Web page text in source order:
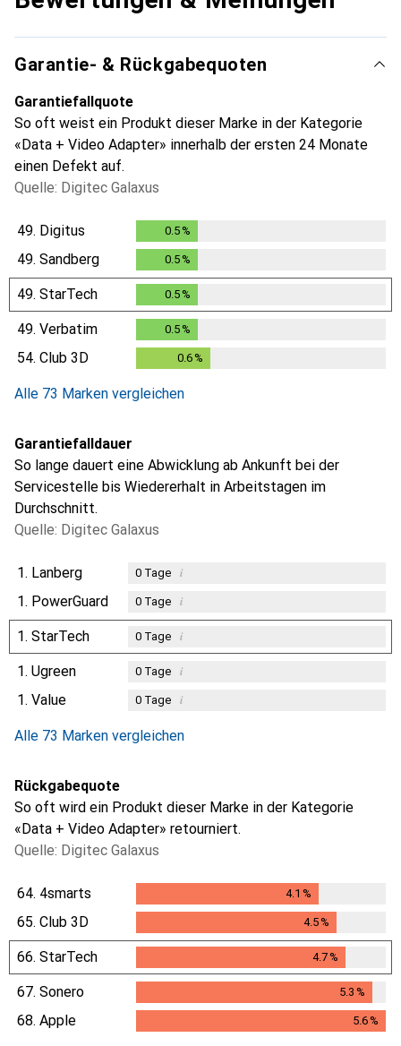
Garantie- & Rückgabequoten
Garantiefallquote
So oft weist ein Produkt dieser Marke in der Kategorie
«Data + Video Adapter» innerhalb der ersten 24 Monate
einen Defekt auf.
Quelle: Digitec Galaxus
49. Digitus 0.5 %
49. Sandberg 0.5 %
49. StarTech 0.5 %
49. Verbatim 0.5 %
54. Club 3D 0.6 %
Alle 73 Marken vergleichen
Garantiefalldauer
So lange dauert eine Abwicklung ab Ankunft bei der
Servicestelle bis Wiedererhalt in Arbeitstagen im
Durchschnitt.
Quelle: Digitec Galaxus
1. Lanberg 0Tage i
1. PowerGuard 0Tage i
1. StarTech 0Tage i
1. Ugreen 0Tage i
1. Value 0Tage i
Alle 73 Marken vergleichen
Rückgabequote
So oft wird ein Produkt dieser Marke in der Kategorie
«Data + Video Adapter» retourniert.
Quelle: Digitec Galaxus
64. 4smarts 4.1 %
65. Club 3D 4.5%
66. StarTech 4.7%
4.7%
67. Sonero 5.3 %
5.3%
68. Apple 5.6%